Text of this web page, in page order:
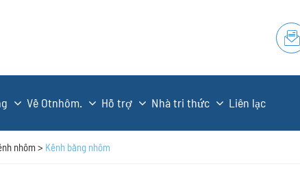
Về Otnhôm. Hỗ trợ Nhà tri thức Liên lạc
nhôm Kênh bằng nhôm